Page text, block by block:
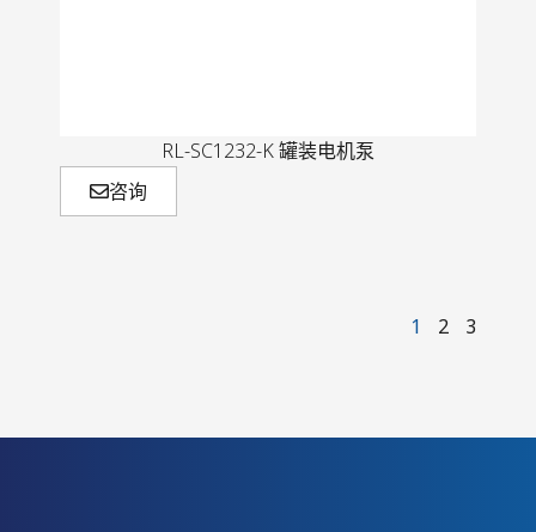
RL-SC1232-K 罐装电机泵
咨询
1 2 3